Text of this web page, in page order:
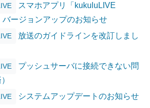
スマホアプリ「kukuluLIVE
バージョンアップのお知らせ
放送のガイドラインを改訂しまし
プッシュサーバに接続できない問
システムアップデートのお知らせ